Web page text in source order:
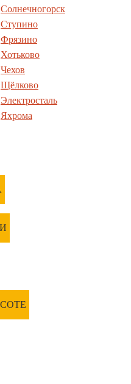
Солнечногорск
Ступино
Фрязино
Хотьково
Чехов
Щёлково
Электросталь
Яхрома